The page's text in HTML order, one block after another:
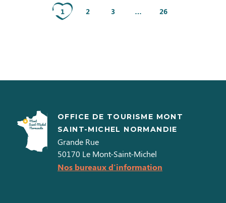
1 2 3 … 26
OFFICE DE TOURISME MONT
SAINT-MICHEL NORMANDIE
Grande Rue
50170 Le Mont-Saint-Michel
Nos bureaux d'information